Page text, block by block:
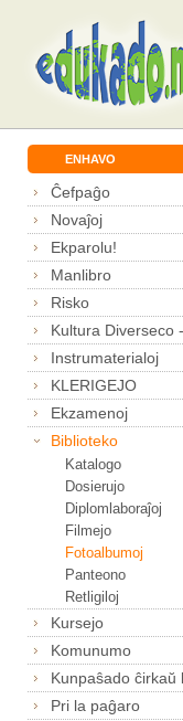
ENHAVO
Ĉefpaĝo
Novaĵoj
Ekparolu!
Manlibro
Risko
Kultura Diverseco
Instrumaterialoj
KLERIGEJO
Ekzamenoj
Biblioteko
Katalogo
Dosierujo
Diplomlaboraĵoj
Filmejo
Fotoalbumoj
Panteono
Retligiloj
Kursejo
Komunumo
Kunpaŝado ĉirkaŭ
Pri la paĝaro